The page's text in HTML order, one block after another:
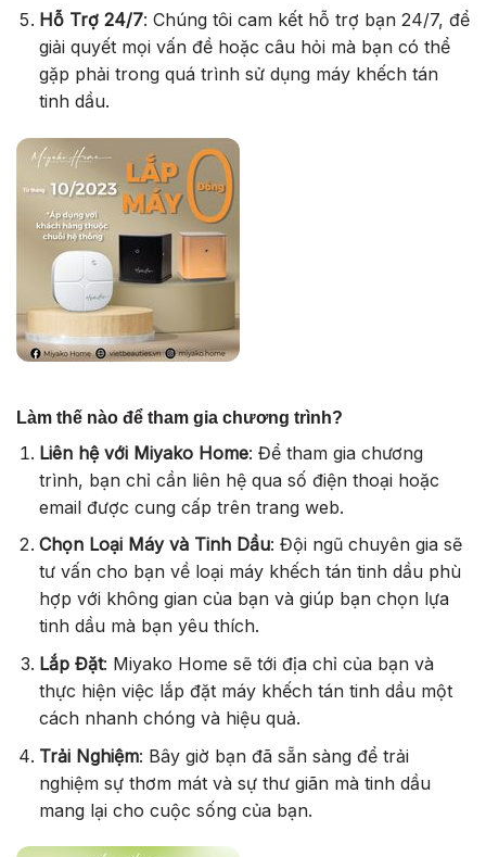
Hỗ Trợ 24/7: Chúng tôi cam kết hỗ trợ bạn 24/7, để
giải quyết mọi vấn đề hoặc câu hỏi mà bạn có thể
gặp phải trong quá trình sử dụng máy khếch tán
tinh dầu.
Làm thế nào để tham gia chương trình?
Liên hệ với Miyako Home: Để tham gia chương
trình, bạn chỉ cần liên hệ qua số điện thoại hoặc
email được cung cấp trên trang web.
Chọn Loại Máy và Tinh Dầu: Đội ngũ chuyên gia sẽ
tư vấn cho bạn về loại máy khếch tán tinh dầu phù
hợp với không gian của bạn và giúp bạn chọn lựa
tinh dầu mà bạn yêu thích.
Lắp Đặt: Miyako Home sẽ tới địa chỉ của bạn và
thực hiện việc lắp đặt máy khếch tán tinh dầu một
cách nhanh chóng và hiệu quả.
Trải Nghiệm: Bây giờ bạn đã sẵn sàng để trải
nghiệm sự thơm mát và sự thư giãn mà tinh dầu
mang lại cho cuộc sống của bạn.